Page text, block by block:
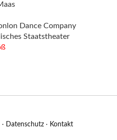
Dance Company
Staatstheater
· Datenschutz · Kontakt